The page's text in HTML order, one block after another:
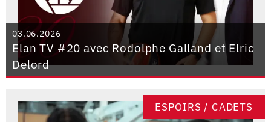
03.06.2026
Elan TV #20 avec Rodolphe Galland et Elric
Delord
ESPOIRS / CADETS